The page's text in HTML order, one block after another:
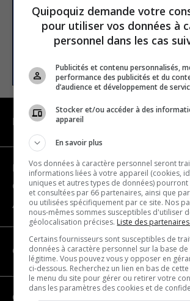
Email address
NAVIGATION
Become a partner
Contact us
About us
CATEGORIES
Geography
Quipoquiz demande votre
pour utiliser vos données à
personnel dans les cas
Publicités et contenu personnalisés,
performance des publicités et du
d’audience et développement de
Stocker et/ou accéder à des
appareil
En savoir plus
Vos données à caractère personnel seront
informations liées à votre appareil (cookies,
uniques et autres types de données)
et consultées par 66 partenaires, ainsi que
ou utilisées spécifiquement par ce site. Nos
nous-mêmes sommes susceptibles d'utiliser
géolocalisation précises. Liste des partenaires.
Certains fournisseurs sont susceptibles de
données à caractère personnel sur la base
légitime. Vous pouvez vous y opposer en
ci-dessous. Recherchez un lien en bas de
le menu du site pour gérer ou retirer votre
dans les paramètres des cookies et de